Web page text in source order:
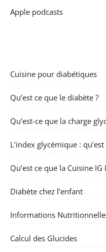
Apple podcasts
Cuisine pour diabétiques
Qu’est ce que le diabète ?
Qu’est-ce que la charge
L’index glycémique : qu’est
Qu’est ce que la Cuisine IG
Diabète chez l’enfant
Informations
Calcul des Glucides